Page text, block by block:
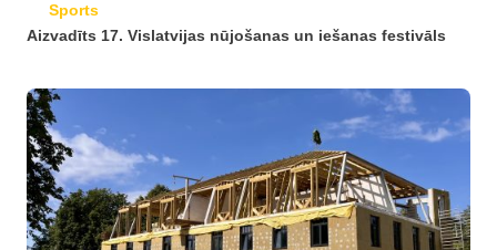
Sports
Aizvadīts 17. Vislatvijas nūjošanas un iešanas festivāls